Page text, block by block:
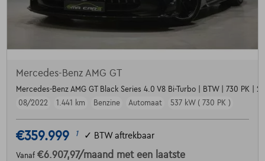
Mercedes-Benz AMG GT
Mercedes-Benz AMG GT Black Series 4.0 V8 Bi-Turbo | BTW | 730 PK |
08/2022
1.441 km Benzine Automaat 537 kW ( 730 PK )
€359.999 1 ✓ BTW aftrekbaar
Vanaf €6.907,97/maand met een laatste